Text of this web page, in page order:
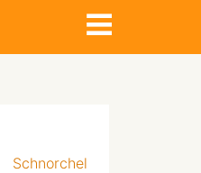
Schnorchel